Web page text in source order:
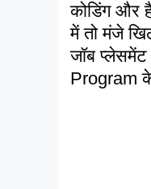
कोडिंग और
में तो मंजे
जॉब
Program